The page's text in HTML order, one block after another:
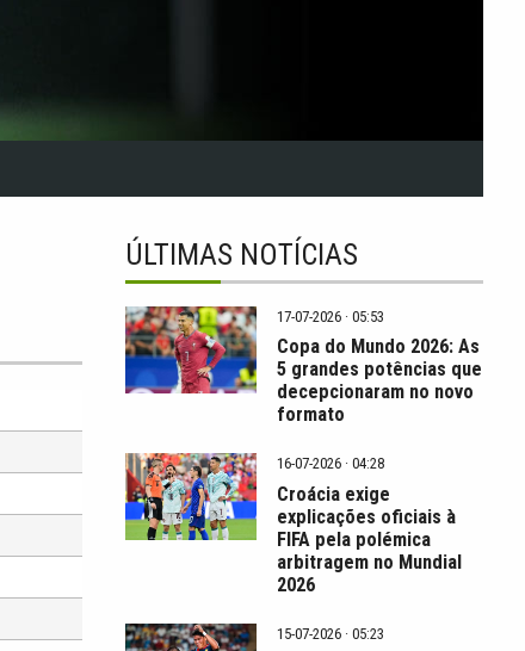
ÚLTIMAS NOTÍCIAS
17-07-2026 · 05:53
Copa do Mundo 2026: As
5 grandes potências que
decepcionaram no novo
formato
16-07-2026 · 04:28
Croácia exige
explicações oficiais à
FIFA pela polémica
arbitragem no Mundial
2026
15-07-2026 · 05:23